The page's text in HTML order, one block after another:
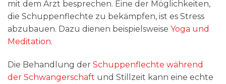
mit dem Arzt besprechen. Eine der Möglichkeiten,
die Schuppenflechte zu bekämpfen, ist es Stress
abzubauen. Dazu dienen beispielsweise Yoga und
Meditation.
Die Behandlung der Schuppenflechte während
der Schwangerschaft und Stillzeit kann eine echte